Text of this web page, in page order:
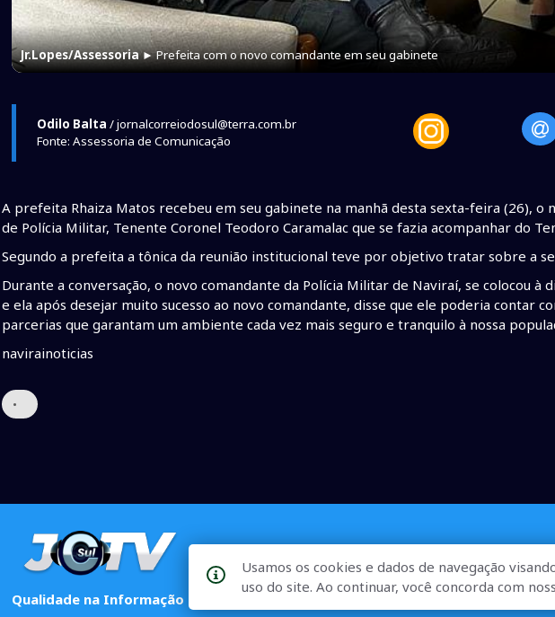
Jr.Lopes/Assessoria► Prefeita com o novo comandante em seu gabinete
Odilo Balta / jornalcorreiodosul@terra.com.br
Fonte: Assessoria de Comunicação
A prefeita Rhaiza Matos recebeu em seu gabinete na manhã desta sexta-feira (26), o
de Polícia Militar, Tenente Coronel Teodoro Caramalac que se fazia acompanhar do
Segundo a prefeita a tônica da reunião institucional teve por objetivo tratar sobre a
Durante a conversação, o novo comandante da Polícia Militar de Naviraí, se colocou à
e ela após desejar muito sucesso ao novo comandante, disse que ele poderia contar
parcerias que garantam um ambiente cada vez mais seguro e tranquilo à nossa
navirainoticias
•
Qualidade na Informação
Usamos os cookies e dados de navegação
uso do site. Ao continuar, você concorda com